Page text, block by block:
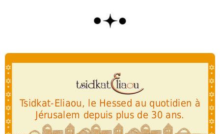
Tsidkat-Eliaou, le Hessed au quotidien à
Jérusalem depuis plus de 30 ans.